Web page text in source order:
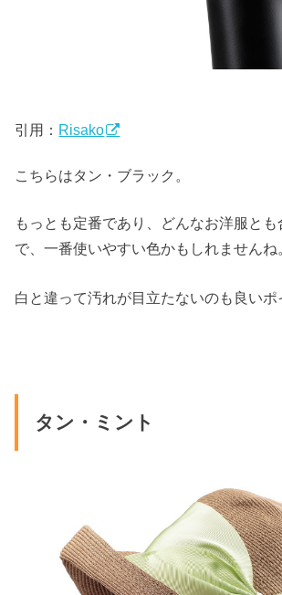
引用： Risako
こちらはタン・ブラック。
もっとも定番であり、どんなお洋服と
で、一番使いやすい色かもしれませんね
白と違って汚れが目立たないのも良いポ
タン・ミント